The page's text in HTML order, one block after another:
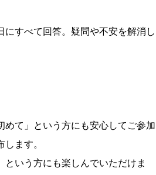
すべて回答。疑問や不安を解消し
て」という方にも安心してご参加
ます。
いう方にも楽しんでいただけま